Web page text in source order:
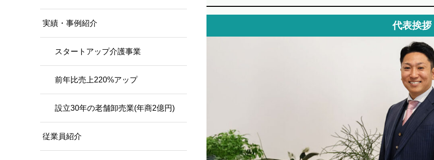
代表挨拶
実績・事例紹介
スタートアップ介護事業
前年比売上220%アップ
設立30年の老舗卸売業(年商2億円)
従業員紹介